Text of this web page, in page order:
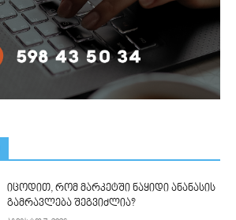
იცოდით, რომ მარკეტში ნაყიდი ანანასის
გამრავლება შეგვიძლია?